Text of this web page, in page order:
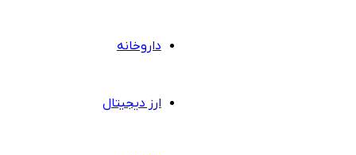
داروخانه
ارز دیجیتال